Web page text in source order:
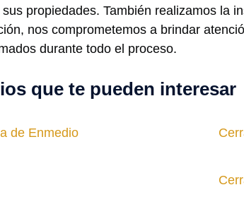
propiedades. También realizamos la
nos comprometemos a brindar
durante todo el proceso.
que te pueden interesar
de Enmedio